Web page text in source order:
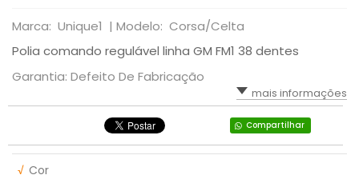
Marca: Unique1 | Modelo: Corsa/Celta
Polia comando regulável linha GM FM1 38 dentes
Garantia: Defeito De Fabricação
mais informações
Compartilhar
√ Cor